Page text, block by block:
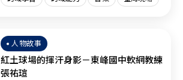
人物故事
紅土球場的揮汗身影－東峰國中軟網教練
張祐瑄